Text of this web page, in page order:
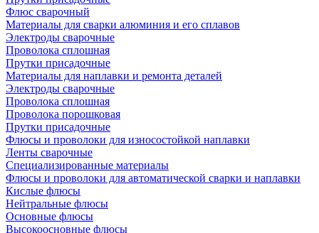
Флюс сварочный
Материалы для сварки алюминия и его сплавов
Электроды сварочные
Проволока сплошная
Прутки присадочные
Материалы для наплавки и ремонта деталей
Электроды сварочные
Проволока сплошная
Проволока порошковая
Прутки присадочные
Флюсы и проволоки для износостойкой наплавки
Ленты сварочные
Специализированные материалы
Флюсы и проволоки для автоматической сварки и наплавки
Кислые флюсы
Нейтральные флюсы
Основные флюсы
Высокоосновные флюсы